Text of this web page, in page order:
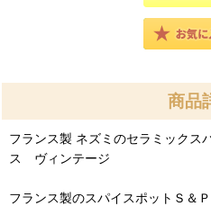
商品
フランス製 ネズミのセラミック
ス ヴィンテージ
フランス製のスパイスポットＳ＆Ｐ